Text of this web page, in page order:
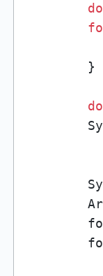
        }